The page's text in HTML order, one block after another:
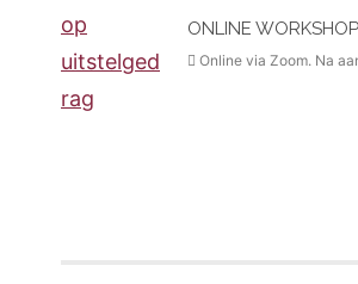
ONLINE
Online via Zoom. Na